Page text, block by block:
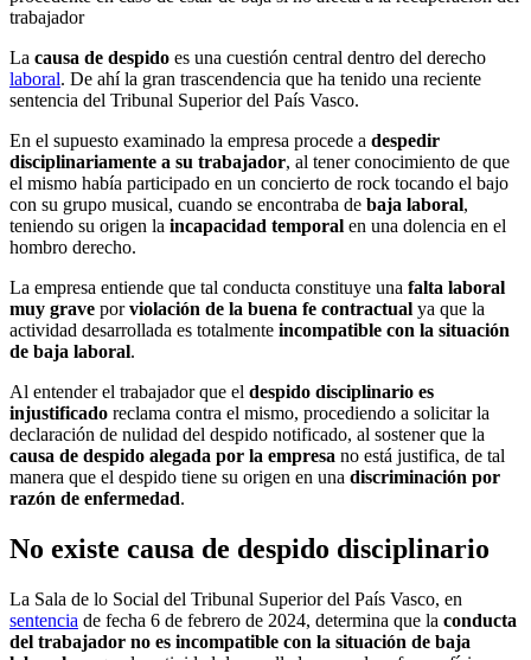
La causa de despido es una cuestión central dentro del derecho
laboral. De ahí la gran trascendencia que ha tenido una reciente
sentencia del Tribunal Superior del País Vasco.
En el supuesto examinado la empresa procede a despedir
disciplinariamente a su trabajador, al tener conocimiento de que
el mismo había participado en un concierto de rock tocando el bajo
con su grupo musical, cuando se encontraba de baja laboral,
teniendo su origen la incapacidad temporal en una dolencia en el
hombro derecho.
La empresa entiende que tal conducta constituye una falta laboral
muy grave porviolación de la buena fe contractual ya que la
actividad desarrollada es totalmente incompatible con la situación
de baja laboral.
Al entender el trabajador que el despido disciplinario es
injustificado reclama contra el mismo, procediendo a solicitar la
declaración de nulidad del despido notificado, al sostener que la
causa de despido alegada por la empresa no está justifica, de tal
manera que el despido tiene su origen en una discriminación por
razón de enfermedad.
No existe causa de despido disciplinario
La Sala de lo Social del Tribunal Superior del País Vasco, en
sentencia de fecha 6 de febrero de 2024, determina que la conducta
del trabajador no es incompatible con la situación de baja